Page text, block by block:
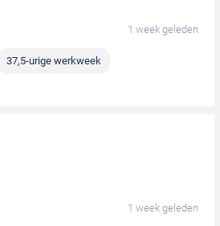
1 week geleden
37,5-urige werkweek
1 week geleden